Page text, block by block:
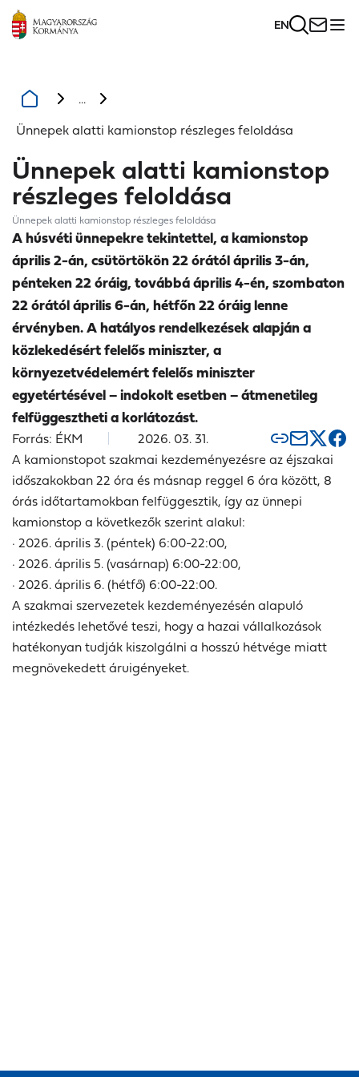
EN
...
Ünnepek alatti kamionstop részleges feloldása
Ünnepek alatti kamionstop
részleges feloldása
Ünnepek alatti kamionstop részleges feloldása
A húsvéti ünnepekre tekintettel, a kamionstop
április 2-án, csütörtökön 22 órától április 3-án,
pénteken 22 óráig, továbbá április 4-én, szombaton
22 órától április 6-án, hétfőn 22 óráig lenne
érvényben. A hatályos rendelkezések alapján a
közlekedésért felelős miniszter, a
környezetvédelemért felelős miniszter
egyetértésével – indokolt esetben – átmenetileg
felfüggesztheti a korlátozást.
Forrás: ÉKM
2026. 03. 31.
A kamionstopot szakmai kezdeményezésre az éjszakai
időszakokban 22 óra és másnap reggel 6 óra között, 8
órás időtartamokban felfüggesztik, így az ünnepi
kamionstop a következők szerint alakul:
· 2026. április 3. (péntek) 6:00-22:00,
· 2026. április 5. (vasárnap) 6:00-22:00,
· 2026. április 6. (hétfő) 6:00-22:00.
A szakmai szervezetek kezdeményezésén alapuló
intézkedés lehetővé teszi, hogy a hazai vállalkozások
hatékonyan tudják kiszolgálni a hosszú hétvége miatt
megnövekedett áruigényeket.